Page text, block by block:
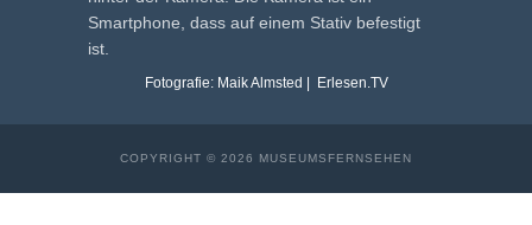
Fotografie: Maik Almsted | Erlesen.TV
COPYRIGHT © 2026 MUSEUMSFERNSEHEN